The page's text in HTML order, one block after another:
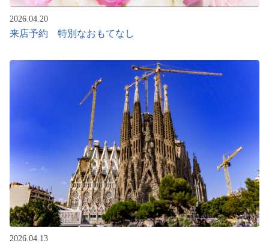
2026.04.20
来店予約 特別なおもてなし
2026.04.13